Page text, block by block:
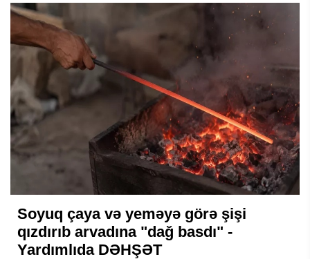
Soyuq çaya və yeməyə görə şişi
qızdırıb arvadına "dağ basdı" -
Yardımlıda DƏHŞƏT